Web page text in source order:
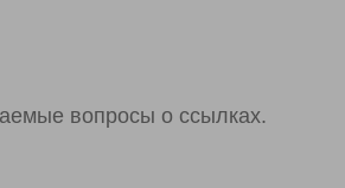
вопросы о ссылках.